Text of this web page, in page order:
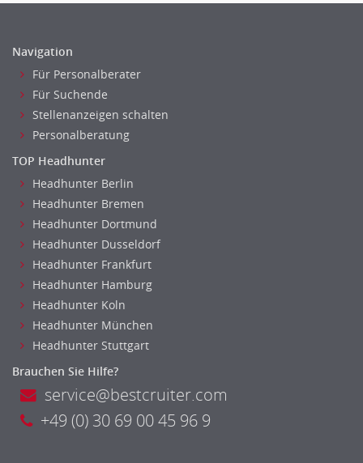
Navigation
Für Personalberater
Für Suchende
Stellenanzeigen schalten
Personalberatung
TOP Headhunter
Headhunter Berlin
Headhunter Bremen
Headhunter Dortmund
Headhunter Dusseldorf
Headhunter Frankfurt
Headhunter Hamburg
Headhunter Koln
Headhunter München
Headhunter Stuttgart
Brauchen Sie Hilfe?
service@bestcruiter.com
+49 (0) 30 69 00 45 96 9